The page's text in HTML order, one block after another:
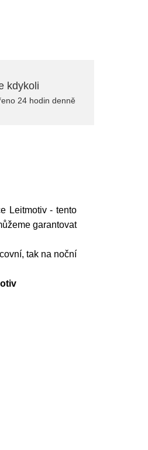
kdykoli
24 hodin denně
Leitmotiv- tento
garantovat
tak na noční